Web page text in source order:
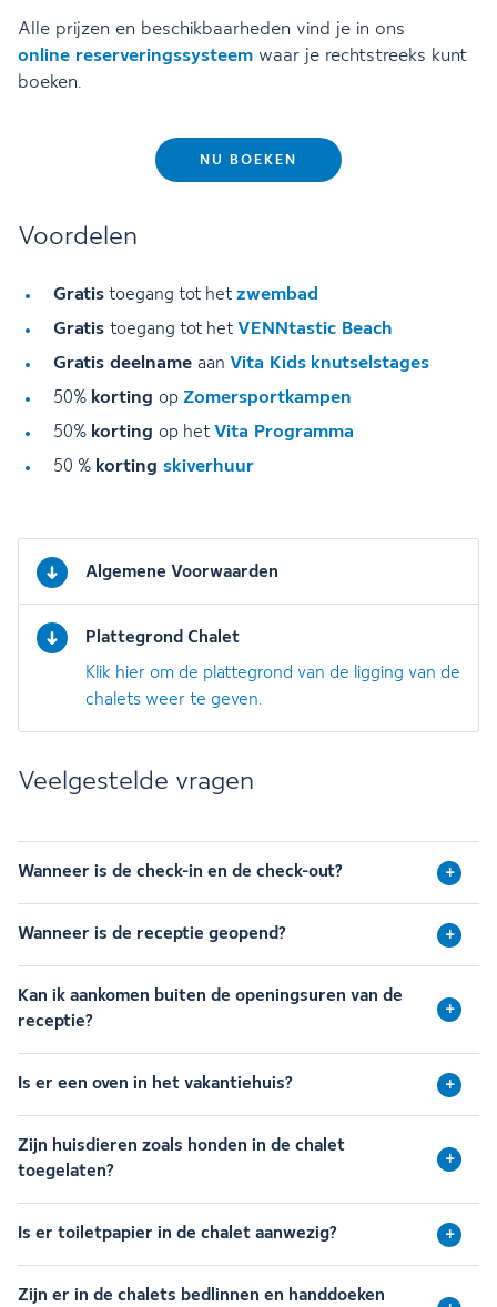
Alle prijzen en beschikbaarheden vind je in ons
online reserveringssysteem waar je rechtstreeks kunt
boeken.
NU BOEKEN
Voordelen
Gratis toegang tot het zwembad
Gratis toegang tot het VENNtastic Beach
Gratis deelname aan Vita Kids knutselstages
50% korting op Zomersportkampen
50% korting op het Vita Programma
50 % korting skiverhuur
Algemene Voorwaarden
Plattegrond Chalet
Klik hier om de plattegrond van de ligging van de
chalets weer te geven.
Veelgestelde vragen
Wanneer is de check-in en de check-out?
Wanneer is de receptie geopend?
Kan ik aankomen buiten de openingsuren van de
receptie?
Is er een oven in het vakantiehuis?
Zijn huisdieren zoals honden in de chalet
toegelaten?
Is er toiletpapier in de chalet aanwezig?
Zijn er in de chalets bedlinnen en handdoeken